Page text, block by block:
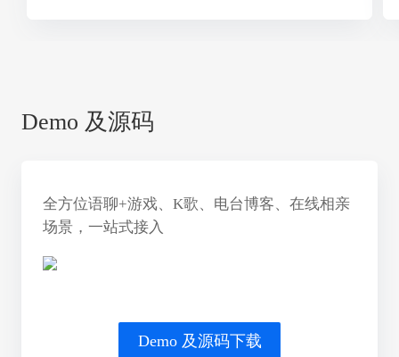
Demo 及源码
全方位语聊+游戏、K歌、电台博客、在线相亲
场景，一站式接入
Demo 及源码下载